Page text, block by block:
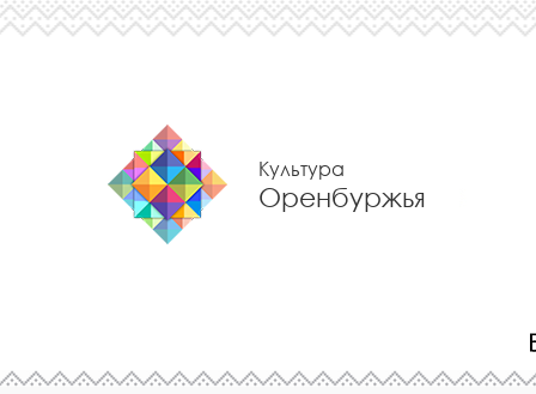
Культура
Оренбуржья